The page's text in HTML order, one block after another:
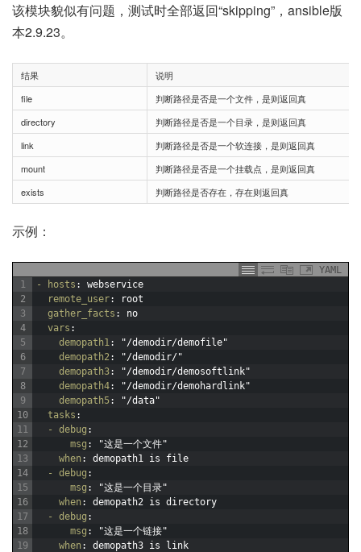
该模块貌似有问题，测试时全部返回“skipping”，ansible版
本2.9.23。
结果
说明
file
判断路径是否是一个文件，是则返回真
directory
判断路径是否是一个目录，是则返回真
link
判断路径是否是一个软连接，是则返回真
mount
判断路径是否是一个挂载点，是则返回真
exists
判断路径是否存在，存在则返回真
示例：
YAML
1
2
3
4
5
6
7
8
9
10
11
12
13
14
15
16
17
18
19
- hosts : webservice
remote_user: root
gather_facts : no
vars :
demopath1: "/demodir/demofile"
demopath2: "/demodir/"
demopath3: "/demodir/demosoftlink"
demopath4: "/demodir/demohardlink"
demopath5: "/data"
tasks :
- debug :
msg : "这是一个文件"
when : demopath1 is file
- debug :
msg : "这是一个目录"
when : demopath2 is directory
- debug :
msg : "这是一个链接"
when : demopath3 is link